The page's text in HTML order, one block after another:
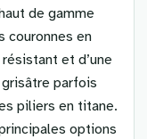
de gamme
couronnes en
et d’une
parfois
piliers en titane.
options